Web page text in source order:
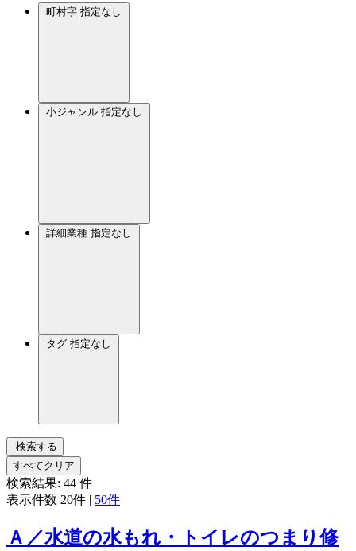
町村字 指定なし
小ジャンル 指定なし
詳細業種 指定なし
タグ 指定なし
検索する
すべてクリア
検索結果: 44 件
表示件数 20件 | 50件
Ａ／水道の水もれ・トイレのつまり修